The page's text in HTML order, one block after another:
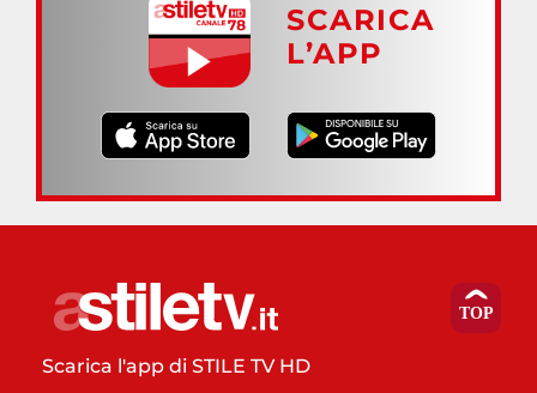
SCARICA
L’APP
Scarica l'app di STILE TV HD